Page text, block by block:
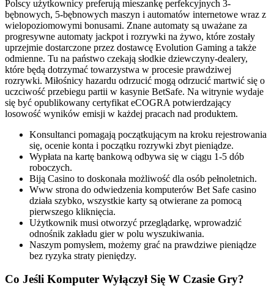
Polscy użytkownicy preferują mieszankę perfekcyjnych 3-
bębnowych, 5-bębnowych maszyn i automatów internetowe wraz z
wielopoziomowymi bonusami. Znane automaty są uważane za
progresywne automaty jackpot i rozrywki na żywo, które zostały
uprzejmie dostarczone przez dostawcę Evolution Gaming a także
odmienne. Tu na państwo czekają słodkie dziewczyny-dealery,
które będą dotrzymać towarzystwa w procesie prawdziwej
rozrywki. Miłośnicy hazardu odrzucić mogą odrzucić martwić się o
uczciwość przebiegu partii w kasynie BetSafe. Na witrynie wydaje
się być opublikowany certyfikat eCOGRA potwierdzający
losowość wyników emisji w każdej pracach nad produktem.
Konsultanci pomagają początkującym na kroku rejestrowania
się, ocenie konta i początku rozrywki zbyt pieniądze.
Wypłata na kartę bankową odbywa się w ciągu 1-5 dób
roboczych.
Biją Casino to doskonała możliwość dla osób pełnoletnich.
Www strona do odwiedzenia komputerów Bet Safe casino
działa szybko, wszystkie karty są otwierane za pomocą
pierwszego kliknięcia.
Użytkownik musi otworzyć przeglądarkę, wprowadzić
odnośnik zakładu gier w polu wyszukiwania.
Naszym pomysłem, możemy grać na prawdziwe pieniądze
bez ryzyka straty pieniędzy.
Co Jeśli Komputer Wyłączył Się W Czasie Gry?